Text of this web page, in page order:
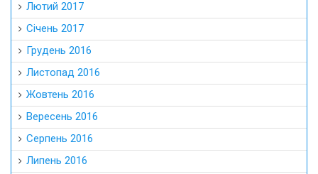
Лютий 2017
Січень 2017
Грудень 2016
Листопад 2016
Жовтень 2016
Вересень 2016
Серпень 2016
Липень 2016